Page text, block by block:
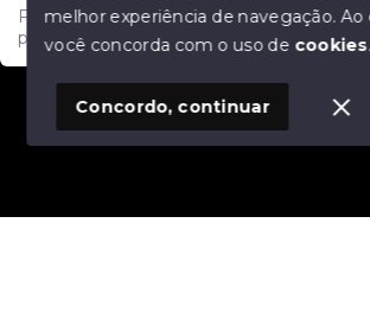
Fale com um de nossos consultores!
prontos para atende-lo e orienta-lo!
© Copyright 2026 - JDF NEGOCIOS
SITE PARA IMOBILIARIA
melhor experiência de navegação.Ao
você concorda com o uso de cookies.
Concordo, continuar